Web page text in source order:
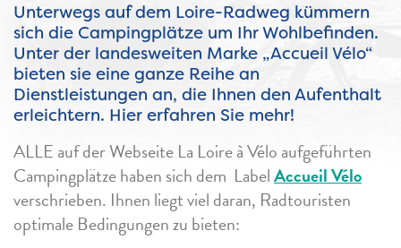
Unterwegs auf dem Loire-Radweg kümmern
sich die Campingplätze um Ihr Wohlbefinden.
Unter der landesweiten Marke „Accueil Vélo“
bieten sie eine ganze Reihe an
Dienstleistungen an, die Ihnen den Aufenthalt
erleichtern. Hier erfahren Sie mehr!
ALLE auf der Webseite La Loire à Vélo aufgeführten
Campingplätze haben sich dem LabelAccueil Vélo
verschrieben. Ihnen liegt viel daran, Radtouristen
optimale Bedingungen zu bieten: